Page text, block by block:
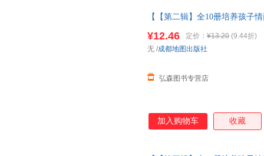
【【第二辑】全10册培养孩子
¥12.46 定价： ¥13.20 (9.44折)
弘森图书专营店
无 /成都地图出版社
加入购物车 收藏